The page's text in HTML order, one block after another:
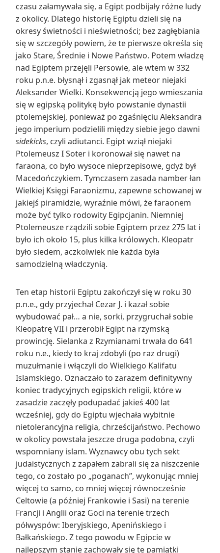
czasu załamywała się, a Egipt podbijały różne ludy
z okolicy. Dlatego historię Egiptu dzieli się na
okresy świetności i nieświetności; bez zagłębiania
się w szczegóły powiem, że te pierwsze określa się
jako Stare, Średnie i Nowe Państwo. Potem władzę
nad Egiptem przejęli Persowie, ale wtem w 332
roku p.n.e. błysnął i zgasnął jak meteor niejaki
Aleksander Wielki. Konsekwencją jego wmieszania
się w egipską politykę było powstanie dynastii
ptolemejskiej, ponieważ po zgaśnięciu Aleksandra
jego imperium podzielili między siebie jego dawni
sidekicks, czyli adiutanci. Egipt wziął niejaki
Ptolemeusz I Soter i koronował się nawet na
faraona, co było wysoce nieprzepisowe, gdyż był
Macedończykiem. Tymczasem zasada namber łan
Wielkiej Księgi Faraonizmu, zapewne schowanej w
jakiejś piramidzie, wyraźnie mówi, że faraonem
może być tylko rodowity Egipcjanin. Niemniej
Ptolemeusze rządzili sobie Egiptem przez 275 lat i
było ich około 15, plus kilka królowych. Kleopatr
było siedem, aczkolwiek nie każda była
samodzielną władczynią.
Ten etap historii Egiptu zakończył się w roku 30
p.n.e., gdy przyjechał Cezar J. i kazał sobie
wybudować pał… a nie, sorki, przygruchał sobie
Kleopatrę VII i przerobił Egipt na rzymską
prowincję. Sielanka z Rzymianami trwała do 641
roku n.e., kiedy to kraj zdobyli (po raz drugi)
muzułmanie i włączyli do Wielkiego Kalifatu
Islamskiego. Oznaczało to zarazem definitywny
koniec tradycyjnych egipskich religii, które w
zasadzie zaczęły podupadać jakieś 400 lat
wcześniej, gdy do Egiptu wjechała wybitnie
nietolerancyjna religia, chrześcijaństwo. Pechowo
w okolicy powstała jeszcze druga podobna, czyli
wspomniany islam. Wyznawcy obu tych sekt
judaistycznych z zapałem zabrali się za niszczenie
tego, co zostało po „poganach”, wykonując mniej
więcej to samo, co mniej więcej równocześnie
Celtowie (a później Frankowie i Sasi) na terenie
Francji i Anglii oraz Goci na terenie trzech
półwyspów: Iberyjskiego, Apenińskiego i
Bałkańskiego. Z tego powodu w Egipcie w
najlepszym stanie zachowały się te pamiątki